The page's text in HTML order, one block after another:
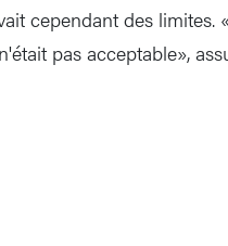
cependant des limites.
pas acceptable»,